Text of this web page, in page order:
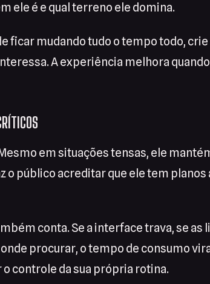
ele é e qual terreno ele domina.
ficar mudando tudo o tempo todo, crie
A experiência melhora
em situações tensas, ele
o público acreditar que ele tem planos
conta. Se a interface trava, se as
procurar, o tempo de consumo
o controle da sua própria rotina.